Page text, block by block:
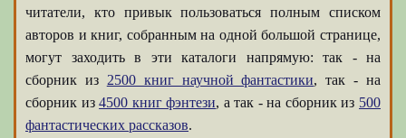
читатели, кто привык пользоваться полным списком
авторов и книг, собранным на одной большой странице,
могут заходить в эти каталоги напрямую: так - на
сборник из 2500 книг научной фантастики, так - на
сборник из4500 книг фэнтези, а так - на сборник из 500
фантастических рассказов.